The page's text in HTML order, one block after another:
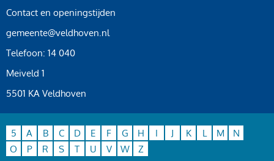
Contact en openingstijden
gemeente@veldhoven.nl
Telefoon: 14 040
Meiveld 1
5501 KA Veldhoven
5 A B C D E F G H I J K L M
N
O
P R S T U V W Z